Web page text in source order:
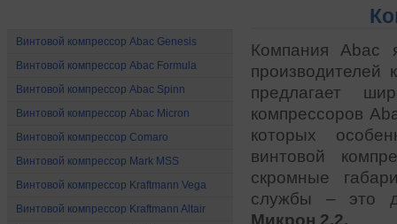
Винтовой компрессор Abac Genesis
Винтовой компрессор Abac Formula
Винтовой компрессор Abac Spinn
Винтовой компрессор Abac Micron
Винтовой компрессор Comaro
Винтовой компрессор Mark MSS
Винтовой компрессор Kraftmann Vega
Винтовой компрессор Kraftmann Altair
Компания Abac
производителей
предлагает
компрессоров
которых
винтовой
скромные
службы – это